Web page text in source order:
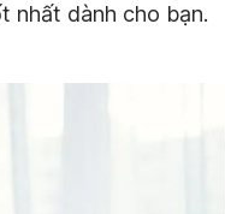
nhất dành cho bạn.